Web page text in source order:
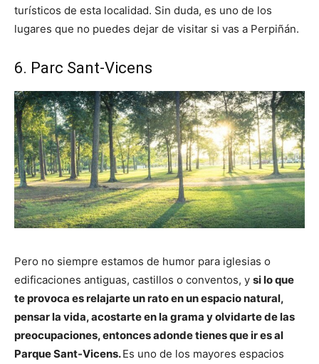
turísticos de esta localidad. Sin duda, es uno de los
lugares que no puedes dejar de visitar si vas a Perpiñán.
6. Parc Sant-Vicens
Pero no siempre estamos de humor para iglesias o
edificaciones antiguas, castillos o conventos, y si lo que
te provoca es relajarte un rato en un espacio natural,
pensar la vida, acostarte en la grama y olvidarte de las
preocupaciones, entonces adonde tienes que ir es al
Parque Sant-Vicens.Es uno de los mayores espacios